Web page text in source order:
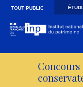
Skip to main navigation
Aller au contenu principal
TOUT PUBLIC
Concours